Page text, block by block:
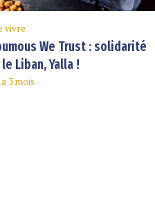
vivre
We Trust : solidarité
Liban, Yalla !
3 mois